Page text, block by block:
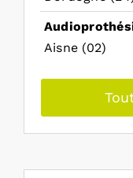
Aisne (02)